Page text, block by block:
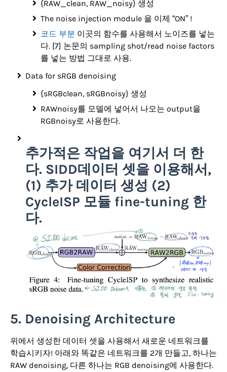
{RAW_clean, RAW_noisy} 생성
The noise injection module 을 이제 “ON” !
코드 부분 이곳의 함수를 사용해서 노이즈를 넣는
다. [7] 논문의 sampling shot/read noise factors
를 넣는 방법 그대로 사용.
Data for sRGB denoising
{sRGBclean, sRGBnoisy} 생성
RAWnoisy를 모델에 넣어서 나오는 output을
RGBnoisy로 사용한다.
추가적은 작업을 여기서 더 한
다. SIDD데이터 셋을 이용해서,
(1) 추가 데이터 생성 (2)
CycleISP 모듈 fine-tuning 한
다.
5. Denoising Architecture
위에서 생성한 데이터 셋을 사용해서 새로운 네트워크를
학습시키자! 아래와 똑같은 네트워크를 2개 만들고, 하나는
RAW denoising, 다른 하나는 RGB denoising에 사용한다.